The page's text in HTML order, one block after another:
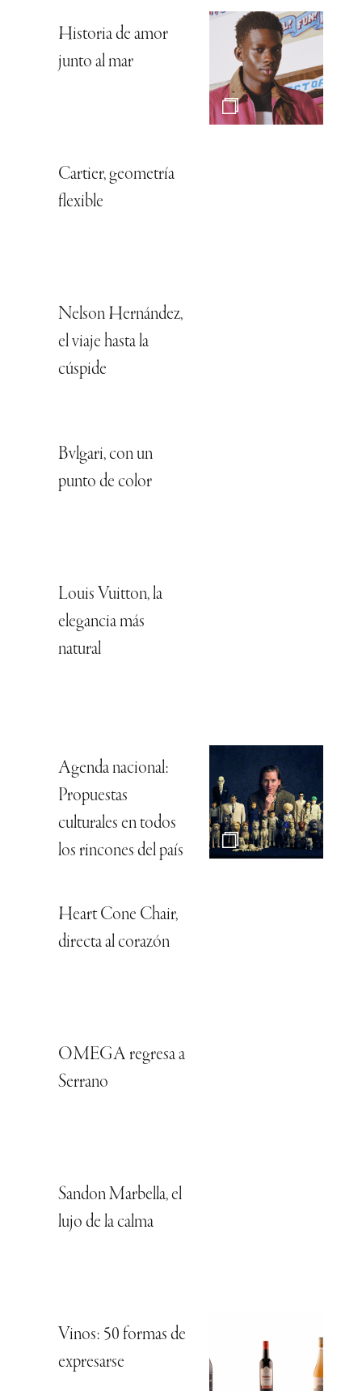
Historia de amor
junto al mar
Cartier, geometría
flexible
Nelson Hernández,
el viaje hasta la
cúspide
Bvlgari, con un
punto de color
Louis Vuitton, la
elegancia más
natural
Agenda nacional:
Propuestas
culturales en todos
los rincones del país
Heart Cone Chair,
directa al corazón
OMEGA regresa a
Serrano
Sandon Marbella, el
lujo de la calma
Vinos: 50 formas de
expresarse